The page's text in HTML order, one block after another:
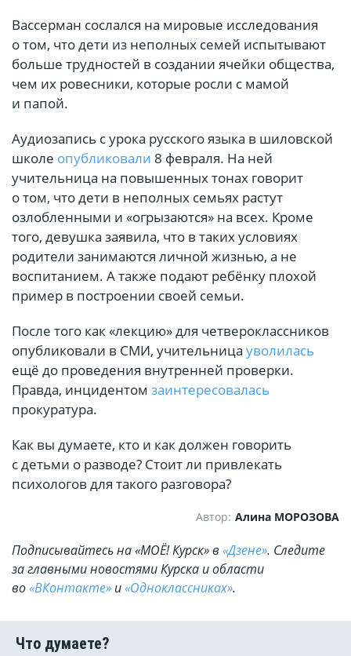
Вассерман сослался на мировые исследования
о том, что дети из неполных семей испытывают
больше трудностей в создании ячейки общества,
чем их ровесники, которые росли с мамой
и папой.
Аудиозапись с урока русского языка в шиловской
школе опубликовали 8 февраля. На ней
учительница на повышенных тонах говорит
о том, что дети в неполных семьях растут
озлобленными и «огрызаются» на всех. Кроме
того, девушка заявила, что в таких условиях
родители занимаются личной жизнью, а не
воспитанием. А также подают ребёнку плохой
пример в построении своей семьи.
После того как «лекцию» для четвероклассников
опубликовали в СМИ, учительница уволилась
ещё до проведения внутренней проверки.
Правда, инцидентом заинтересовалась
прокуратура.
Как вы думаете, кто и как должен говорить
с детьми о разводе? Стоит ли привлекать
психологов для такого разговора?
Автор: Алина МОРОЗОВА
Подписывайтесь на «МОЁ! Курск» в «Дзене». Cледите
за главными новостями Курска и области
во«ВКонтакте» и«Одноклассниках».